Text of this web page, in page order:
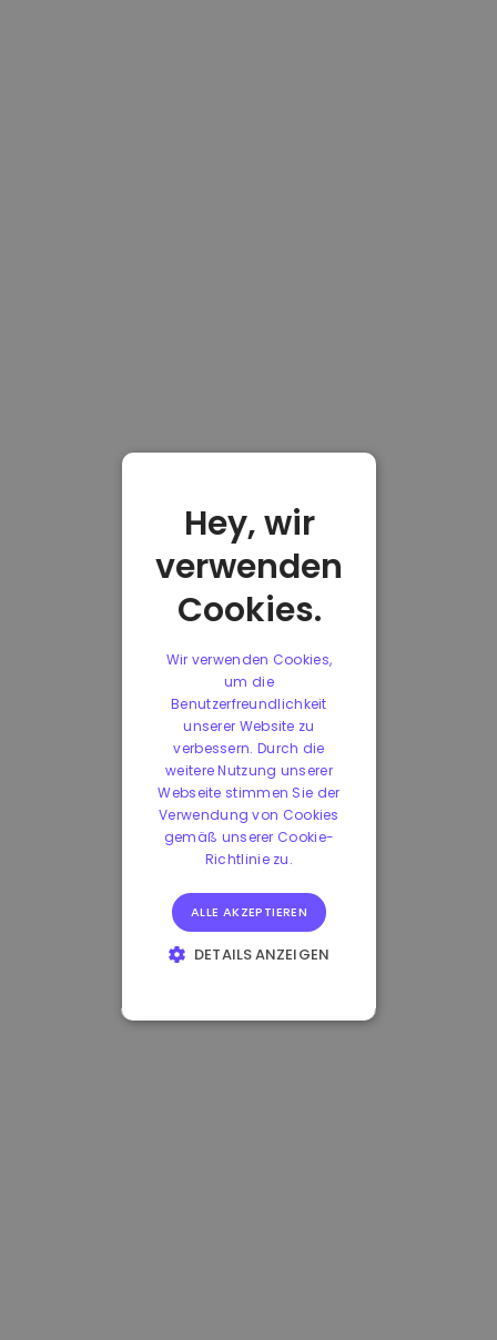
Hey, wir
verwenden
Cookies.
Wir verwenden Cookies,
um die
Benutzerfreundlichkeit
unserer Website zu
verbessern. Durch die
weitere Nutzung unserer
Webseite stimmen Sie der
Verwendung von Cookies
gemäß unserer Cookie-
Richtlinie zu.
ALLE AKZEPTIEREN
DETAILS ANZEIGEN